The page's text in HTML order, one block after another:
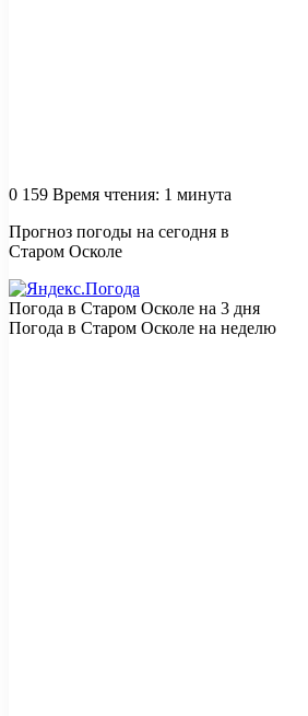
0 159 Время чтения: 1 минута
Прогноз погоды на сегодня в
Старом Осколе
Погода в Старом Осколе на 3 дня
Погода в Старом Осколе на неделю